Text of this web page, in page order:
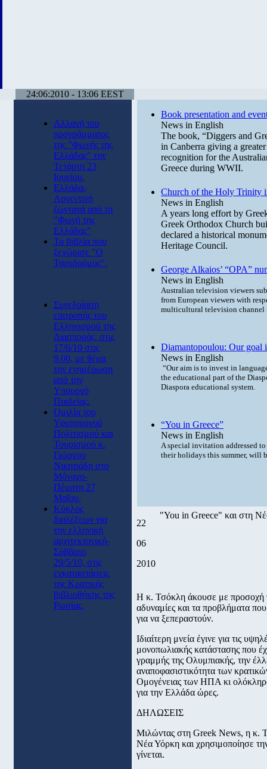
24:06:2010 - 13:06 EEST
Αλλαγή του
προγράμματος
της "Φωνής της
Ελλάδας" την
Τετάρτη 23
Ιουνίου.
Ελλάδα-
Αργεντινή
ζωντανά από τη
"Φωνή της
Ελλάδας"
Τα βιβλία που
ξεχώρισε "Ο
Ταχυδρόμος".
Συνεδρίαση
επιτροπής του
Ελληνισμού της
Διασποράς, στις
17/6/10 στις
9.00, με θέμα
την ενημέρωση
από την
Υπουργό
Παιδείας.
Ομιλία του
Υφυπουργού
Πολιτισμού και
Τουρισμού κ.
Γιώργου
Νικητιάδη στο
Μόναχο-
Πέμπτη 27
Μαΐου.
Κύκλος
διαλέξεων για
την ελληνική
αρχιτεκτονική-
Σάββατο
29/5/10, στις
εγκαταστάσεις
της Κρατικής
βιβλιοθήκης της
Ρωσίας.
Book presentation and
News in English
The book, “Diggers and
in Canberra giving a
recognition for the
Greece during WWII.
Church of the Holy Trinity
News in English
A years long effort by
Greek Orthodox Church
declared a historical
Heritage Council.
George Alkaios’ “OPA”
News in English
Australian television viewers
from European viewers with
multicultural television channel
Diamantopoulou: Our goal
News in English
“Our aim is to invest in
the educational part of the
Diaspora educational system.
“You in Greece”
News in English
A special invitation addressed
their holidays this summer, will
22
06
2010
"You in Greece" και στη
Η κ. Τσόκλη άκουσε με προσοχή
αδυναμίες και τα προβλήματα
για να ξεπεραστούν.
Ιδιαίτερη μνεία έγινε για τις
μονοπωλιακής κατάστασης που
γραμμής της Ολυμπιακής, την
αναποφασιστικότητα των
Ομογένειας των ΗΠΑ κι
για την Ελλάδα ώρες.
ΔΗΛΩΣΕΙΣ
Μιλώντας στη Greek News, η κ.
Νέα Υόρκη και χρησιμοποίησε
γίνεται.